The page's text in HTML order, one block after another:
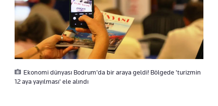
Ekonomi dünyası Bodrum'da bir araya geldi! Bölgede 'turizmin
12 aya yayılması' ele alındı